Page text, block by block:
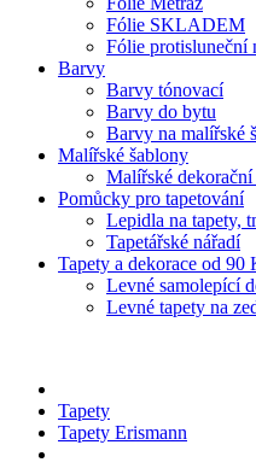
Fólie SKLADEM
Fólie protisluneční
Barvy
Barvy tónovací
Barvy do bytu
Barvy na malířské
Malířské šablony
Malířské
Pomůcky pro tapetování
Lepidla na tapety,
Tapetářské nářadí
Tapety a dekorace od 90
Levné samolepící
Levné tapety na
Tapety
Tapety Erismann